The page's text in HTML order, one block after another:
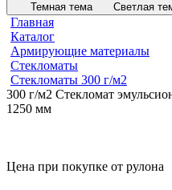
Темная тема Светлая
Главная
Каталог
Армирующие материалы
Стекломаты
Стекломаты 300 г/м2
300 г/м2 Стекломат
1250 мм
Цена при покупке от рулона